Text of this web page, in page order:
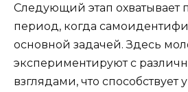
Следующий этап охватывает
период, когда
основной задачей. Здесь
экспериментируют с
взглядами, что